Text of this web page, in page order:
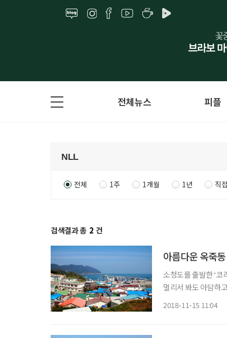
전체뉴스 피플
전체 1주 1개월 1년 직
검색결과 총 2 건
아름다운 옥죽
소청도를 출발한 ‘코
멀리서 봐도 아담하
2018-11-15 11:04